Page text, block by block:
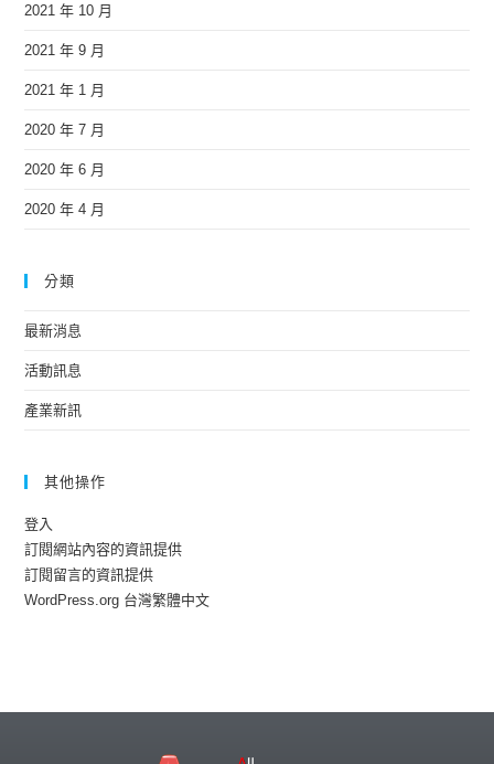
2021 年 10 月
2021 年 9 月
2021 年 1 月
2020 年 7 月
2020 年 6 月
2020 年 4 月
分類
最新消息
活動訊息
產業新訊
其他操作
登入
訂閱網站內容的資訊提供
訂閱留言的資訊提供
WordPress.org 台灣繁體中文